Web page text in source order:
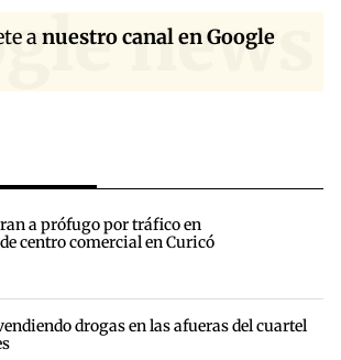
news
anuestro canal en Google
a prófugo por tráfico en
centro comercial en Curicó
drogas en las afueras del cuartel